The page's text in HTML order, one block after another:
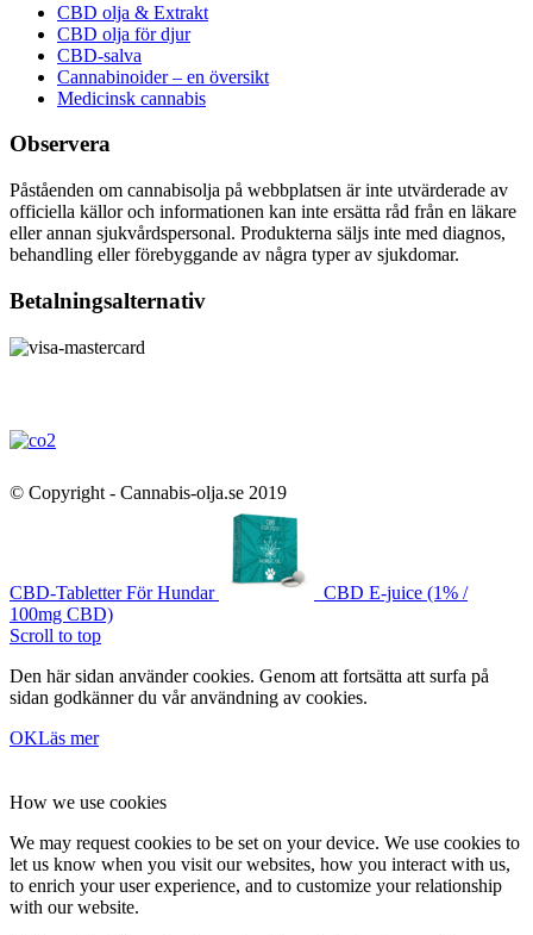
CBD olja & Extrakt
CBD olja för djur
CBD-salva
Cannabinoider – en översikt
Medicinsk cannabis
Observera
Påståenden om cannabisolja på webbplatsen är inte utvärderade av
officiella källor och informationen kan inte ersätta råd från en läkare
eller annan sjukvårdspersonal. Produkterna säljs inte med diagnos,
behandling eller förebyggande av några typer av sjukdomar.
Betalningsalternativ
© Copyright - Cannabis-olja.se 2019
CBD-Tabletter För Hundar
CBD E-juice (1% /
100mg CBD)
Scroll to top
Den här sidan använder cookies. Genom att fortsätta att surfa på
sidan godkänner du vår användning av cookies.
OKLäs mer
How we use cookies
We may request cookies to be set on your device. We use cookies to
let us know when you visit our websites, how you interact with us,
to enrich your user experience, and to customize your relationship
with our website.